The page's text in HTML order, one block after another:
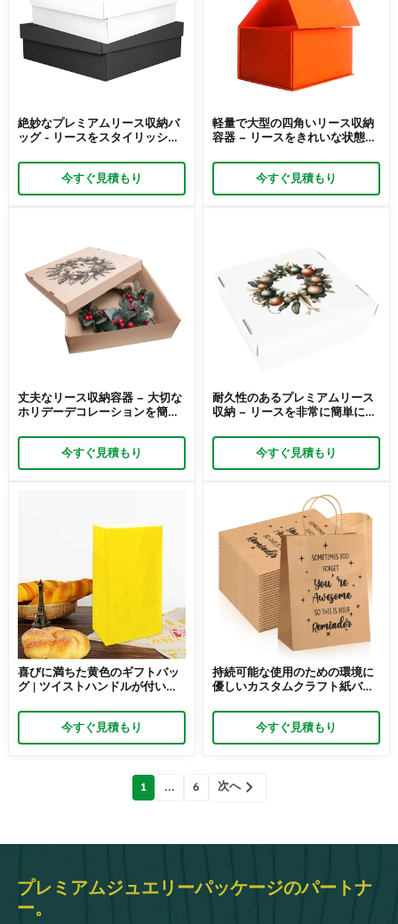
絶妙なプレミアムリース収納バ
ッグ - リースをスタイリッシュ
今すぐ見積もり
軽量で大型の四角いリース収納
容器 – リースをきれいな状態に
今すぐ見積もり
丈夫なリース収納容器 – 大切な
ホリデーデコレーションを簡単
今すぐ見積もり
耐久性のあるプレミアムリース
収納 – リースを非常に簡単に保
今すぐ見積もり
喜びに満ちた黄色のギフトバッ
グ | ツイストハンドルが付いた
広げるギフトの持ち運びに最適
今すぐ見積もり
持続可能な使用のための環境に
優しいカスタムクラフト紙バッ
ト紙バッグ
今すぐ見積もり
ゲ
シ
1 ... 6 次へ
プレミアムジュエリーパッケージのパートナ
ー。